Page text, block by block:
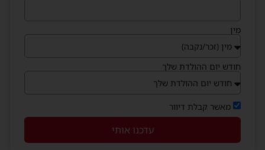
מין
חודש יום ההולדת שלך
מאשר קבלת דיוור
עדכנו אותי